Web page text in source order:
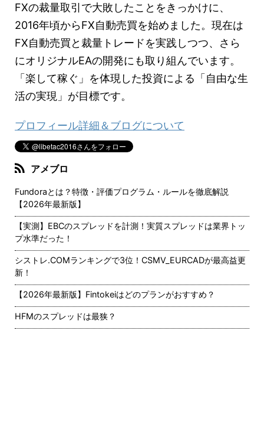
FXの裁量取引で大敗したことをきっかけに、
2016年頃からFX自動売買を始めました。現在は
FX自動売買と裁量トレードを実践しつつ、さら
にオリジナルEAの開発にも取り組んでいます。
「楽して稼ぐ」を体現した投資による「自由な生
活の実現」が目標です。
プロフィール詳細＆ブログについて
アメブロ
Fundoraとは？特徴・評価プログラム・ルールを徹底解説
【2026年最新版】
【実測】EBCのスプレッドを計測！実質スプレッドは業界トッ
プ水準だった！
シストレ.COMランキングで3位！CSMV_EURCADが最高益更
新！
【2026年最新版】Fintokeiはどのプランがおすすめ？
HFMのスプレッドは最狭？